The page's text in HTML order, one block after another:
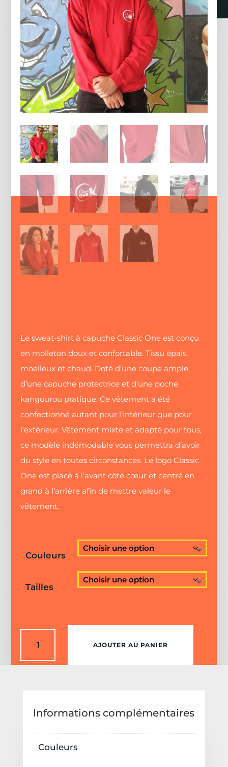
Le sweat-shirt à capuche Classic One est conçu
en molleton doux et confortable. Tissu épais,
moelleux et chaud. Doté d’une coupe ample,
d’une capuche protectrice et d’une poche
kangourou pratique. Ce vêtement a été
confectionné autant pour l’intérieur que pour
l’extérieur. Vêtement mixte et adapté pour tous,
ce modèle indémodable vous permettra d’avoir
du style en toutes circonstances. Le logo Classic
One est placé à l’avant côté cœur et centré en
grand à l’arrière afin de mettre valeur le
vêtement.
Couleurs
Tailles
Sweat
One
AJOUTER AU PANIER
Informations complémentaires
Couleurs